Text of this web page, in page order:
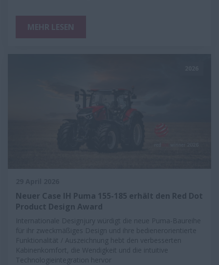
Neuer Case IH Puma 155-185 erhält den Red Dot
Product Design Award
Internationale Designjury würdigt die neue Puma-Baureihe
für ihr zweckmäßiges Design und ihre bedienerorientierte
Funktionalität / Auszeichnung hebt den verbesserten
Kabinenkomfort, die Wendigkeit und die intuitive
Technologieintegration hervor